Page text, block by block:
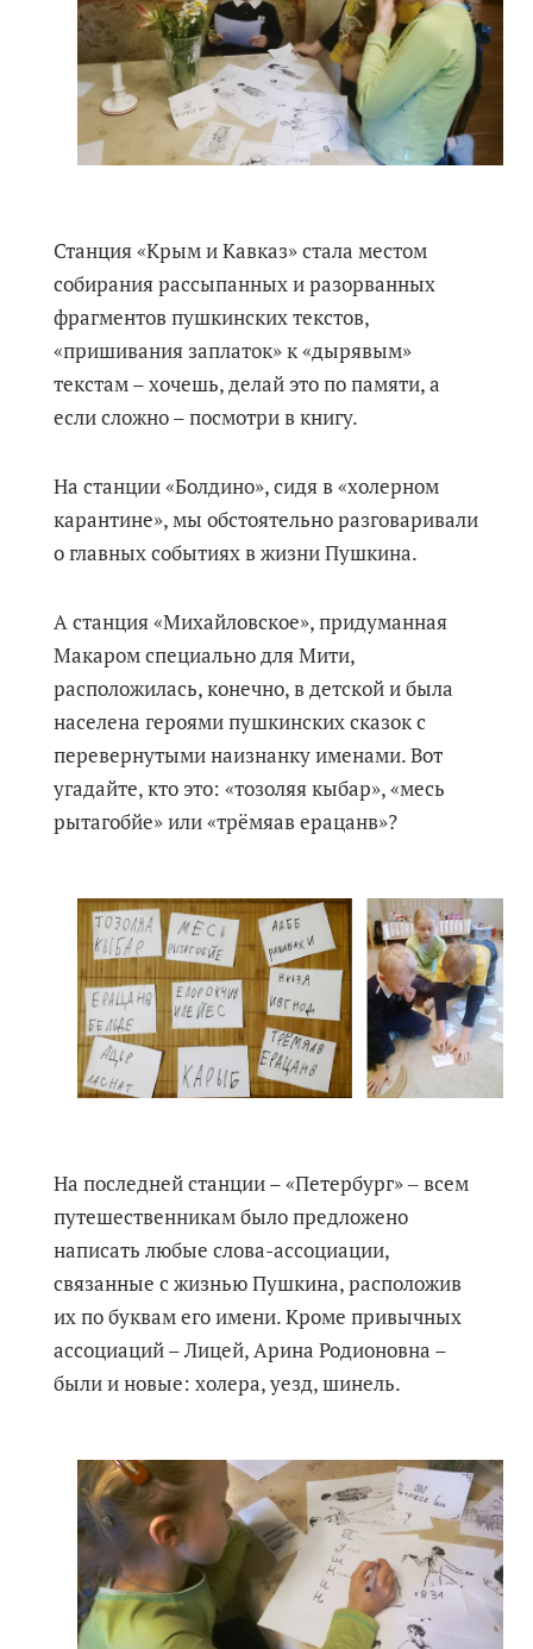
Станция «Крым и Кавказ» стала местом
собирания рассыпанных и разорванных
фрагментов пушкинских текстов,
«пришивания заплаток» к «дырявым»
текстам – хочешь, делай это по памяти, а
если сложно – посмотри в книгу.
На станции «Болдино», сидя в «холерном
карантине», мы обстоятельно разговаривали
о главных событиях в жизни Пушкина.
А станция «Михайловское», придуманная
Макаром специально для Мити,
расположилась, конечно, в детской и была
населена героями пушкинских сказок с
перевернутыми наизнанку именами. Вот
угадайте, кто это: «тозоляя кыбар», «месь
рытагобйе» или «трёмяав ерацанв»?
На последней станции – «Петербург» ‒ всем
путешественникам было предложено
написать любые слова-ассоциации,
связанные с жизнью Пушкина, расположив
их по буквам его имени. Кроме привычных
ассоциаций – Лицей, Арина Родионовна –
были и новые: холера, уезд, шинель.